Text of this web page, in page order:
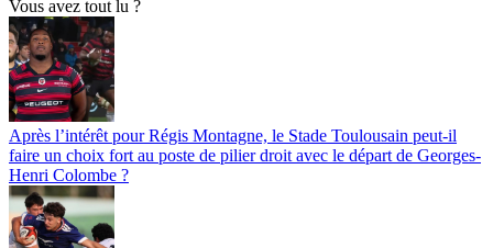
Vous avez tout lu ?
Après l’intérêt pour Régis Montagne, le Stade Toulousain peut-il
faire un choix fort au poste de pilier droit avec le départ de Georges-
Henri Colombe ?